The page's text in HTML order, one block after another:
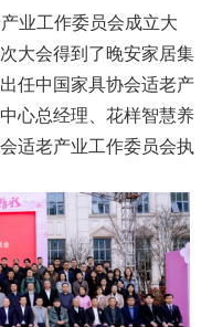
工作委员会成立大
大会得到了晚安家居集
任中国家具协会适老产
心总经理、花样智慧养
适老产业工作委员会执